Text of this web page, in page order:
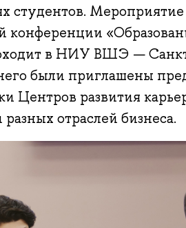
студентов. Мероприятие
в НИУ ВШЭ —
были приглашены
Центров развития
отраслей бизнеса.